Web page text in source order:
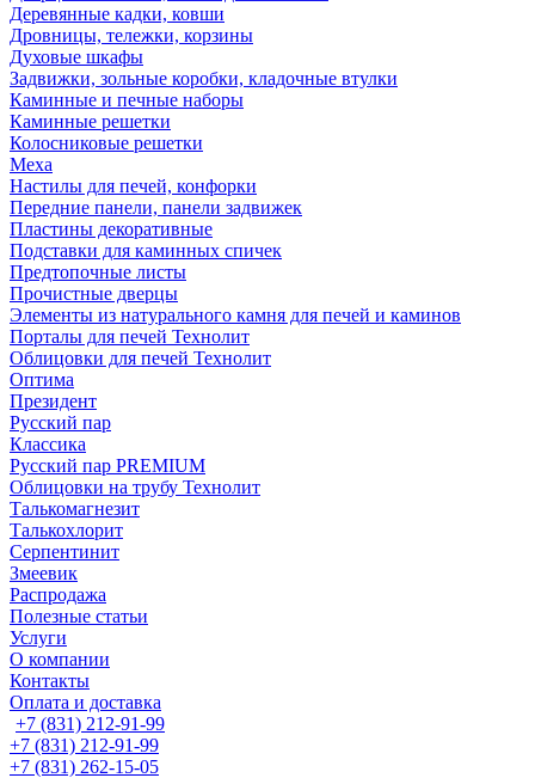
Деревянные кадки, ковши
Дровницы, тележки, корзины
Духовые шкафы
Задвижки, зольные коробки, кладочные втулки
Каминные и печные наборы
Каминные решетки
Колосниковые решетки
Меха
Настилы для печей, конфорки
Передние панели, панели задвижек
Пластины декоративные
Подставки для каминных спичек
Предтопочные листы
Прочистные дверцы
Элементы из натурального камня для печей и каминов
Порталы для печей Технолит
Облицовки для печей Технолит
Оптима
Президент
Русский пар
Классика
Русский пар PREMIUM
Облицовки на трубу Технолит
Талькомагнезит
Талькохлорит
Серпентинит
Змеевик
Распродажа
Полезные статьи
Услуги
О компании
Контакты
Оплата и доставка
+7 (831) 212-91-99
+7 (831) 212-91-99
+7 (831) 262-15-05